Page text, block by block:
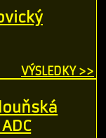
VÝSLEDKY >>